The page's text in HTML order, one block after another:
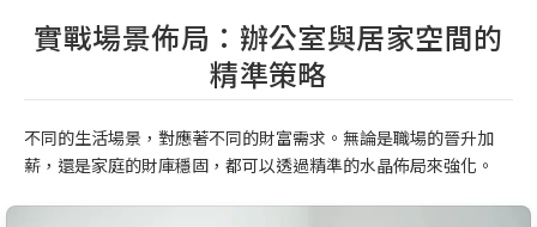
實戰場景佈局：辦公室與居家空間的
精準策略
不同的生活場景，對應著不同的財富需求。無論是職場的晉升加
薪，還是家庭的財庫穩固，都可以透過精準的水晶佈局來強化。